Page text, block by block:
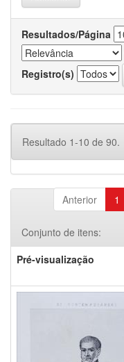
Resultados/Página
Registro(s)
Resultado 1-10 de 90.
Anterior 1
Conjunto de itens:
Pré-visualização